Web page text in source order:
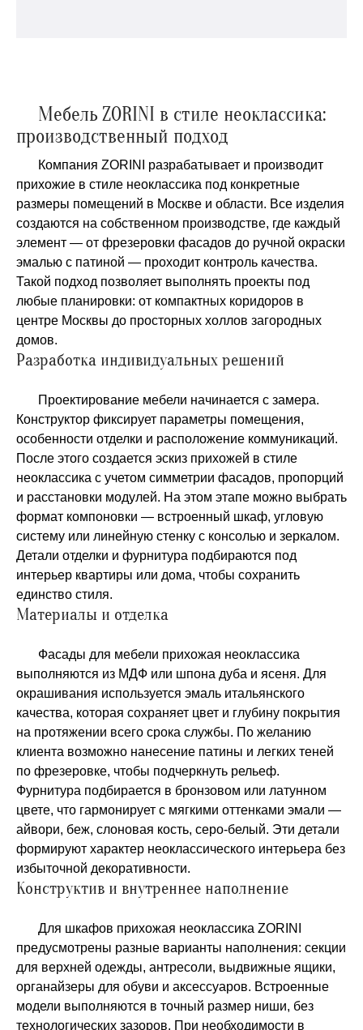
Мебель ZORINI в стиле неоклассика:
производственный подход
Компания ZORINI разрабатывает и производит
прихожие в стиле неоклассика под конкретные
размеры помещений в Москве и области. Все изделия
создаются на собственном производстве, где каждый
элемент — от фрезеровки фасадов до ручной окраски
эмалью с патиной — проходит контроль качества.
Такой подход позволяет выполнять проекты под
любые планировки: от компактных коридоров в
центре Москвы до просторных холлов загородных
домов.
Разработка индивидуальных решений
Проектирование мебели начинается с замера.
Конструктор фиксирует параметры помещения,
особенности отделки и расположение коммуникаций.
После этого создается эскиз прихожей в стиле
неоклассика с учетом симметрии фасадов, пропорций
и расстановки модулей. На этом этапе можно выбрать
формат компоновки — встроенный шкаф, угловую
систему или линейную стенку с консолью и зеркалом.
Детали отделки и фурнитура подбираются под
интерьер квартиры или дома, чтобы сохранить
единство стиля.
Материалы и отделка
Фасады для мебели прихожая неоклассика
выполняются из МДФ или шпона дуба и ясеня. Для
окрашивания используется эмаль итальянского
качества, которая сохраняет цвет и глубину покрытия
на протяжении всего срока службы. По желанию
клиента возможно нанесение патины и легких теней
по фрезеровке, чтобы подчеркнуть рельеф.
Фурнитура подбирается в бронзовом или латунном
цвете, что гармонирует с мягкими оттенками эмали —
айвори, беж, слоновая кость, серо-белый. Эти детали
формируют характер неоклассического интерьера без
избыточной декоративности.
Конструктив и внутреннее наполнение
Для шкафов прихожая неоклассика ZORINI
предусмотрены разные варианты наполнения: секции
для верхней одежды, антресоли, выдвижные ящики,
органайзеры для обуви и аксессуаров. Встроенные
модели выполняются в точный размер ниши, без
технологических зазоров. При необходимости в